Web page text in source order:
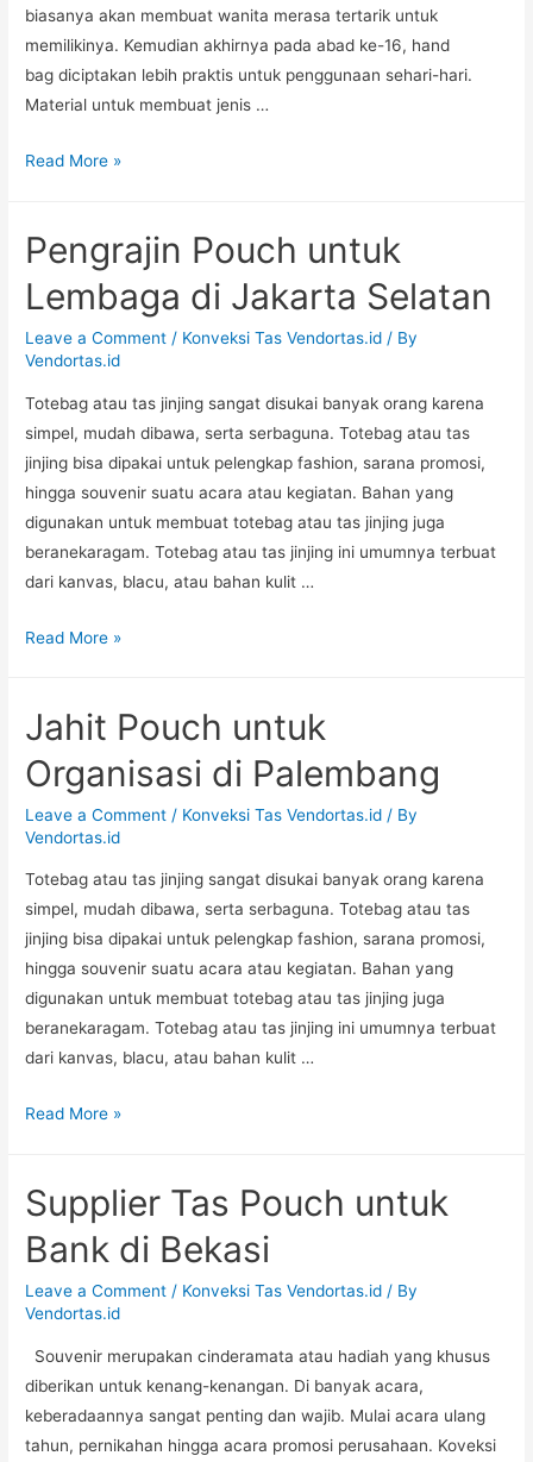
biasanya akan membuat wanita merasa tertarik untuk
memilikinya. Kemudian akhirnya pada abad ke-16, hand
bag diciptakan lebih praktis untuk penggunaan sehari-hari.
Material untuk membuat jenis …
Pembuat
Perusahaan
Bandar
Lampung
Read More »
Pengrajin Pouch untuk
Lembaga di Jakarta Selatan
Leave a Comment / Konveksi Tas Vendortas.id / By
Vendortas.id
Totebag atau tas jinjing sangat disukai banyak orang karena
simpel, mudah dibawa, serta serbaguna. Totebag atau tas
jinjing bisa dipakai untuk pelengkap fashion, sarana promosi,
hingga souvenir suatu acara atau kegiatan. Bahan yang
digunakan untuk membuat totebag atau tas jinjing juga
beranekaragam. Totebag atau tas jinjing ini umumnya terbuat
dari kanvas, blacu, atau bahan kulit …
Pengrajin
Lembaga
Jakarta
Selatan
Read More »
Jahit Pouch untuk
Organisasi di Palembang
Leave a Comment / Konveksi Tas Vendortas.id / By
Vendortas.id
Totebag atau tas jinjing sangat disukai banyak orang karena
simpel, mudah dibawa, serta serbaguna. Totebag atau tas
jinjing bisa dipakai untuk pelengkap fashion, sarana promosi,
hingga souvenir suatu acara atau kegiatan. Bahan yang
digunakan untuk membuat totebag atau tas jinjing juga
beranekaragam. Totebag atau tas jinjing ini umumnya terbuat
dari kanvas, blacu, atau bahan kulit …
Jahit
Organisasi
di
Palembang
Read More »
Supplier Tas Pouch untuk
Bank di Bekasi
Leave a Comment / Konveksi Tas Vendortas.id / By
Vendortas.id
Souvenir merupakan cinderamata atau hadiah yang khusus
diberikan untuk kenang-kenangan. Di banyak acara,
keberadaannya sangat penting dan wajib. Mulai acara ulang
tahun, pernikahan hingga acara promosi perusahaan. Koveksi